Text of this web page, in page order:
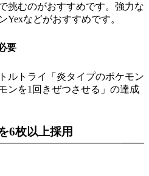
挑むのがおすすめです。強力な
Yexなどがおすすめです。
要
ルトライ「炎タイプのポケモン
ンを1回きぜつさせる」の達成
6枚以上採用